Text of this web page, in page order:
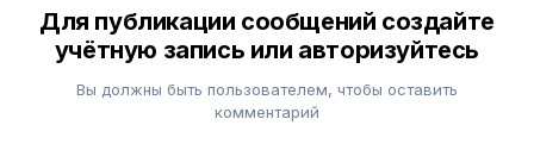
Для публикации сообщений создайте
учётную запись или авторизуйтесь
Вы должны быть пользователем, чтобы оставить
комментарий